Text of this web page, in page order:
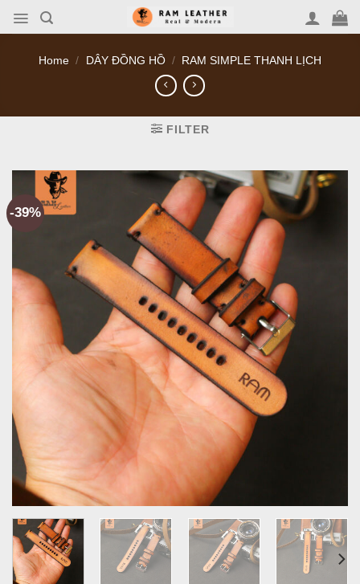
Home / DÂY ĐỒNG HỒ / RAM SIMPLE THANH LỊCH
FILTER
-39%